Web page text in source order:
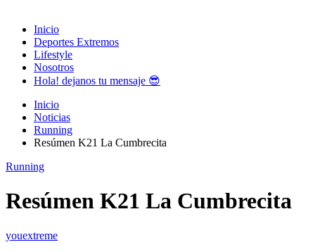
Inicio
Deportes Extremos
Lifestyle
Nosotros
Hola! dejanos tu mensaje 😎
Inicio
Noticias
Running
Resúmen K21 La Cumbrecita
Running
Resúmen K21 La Cumbrecita
youextreme